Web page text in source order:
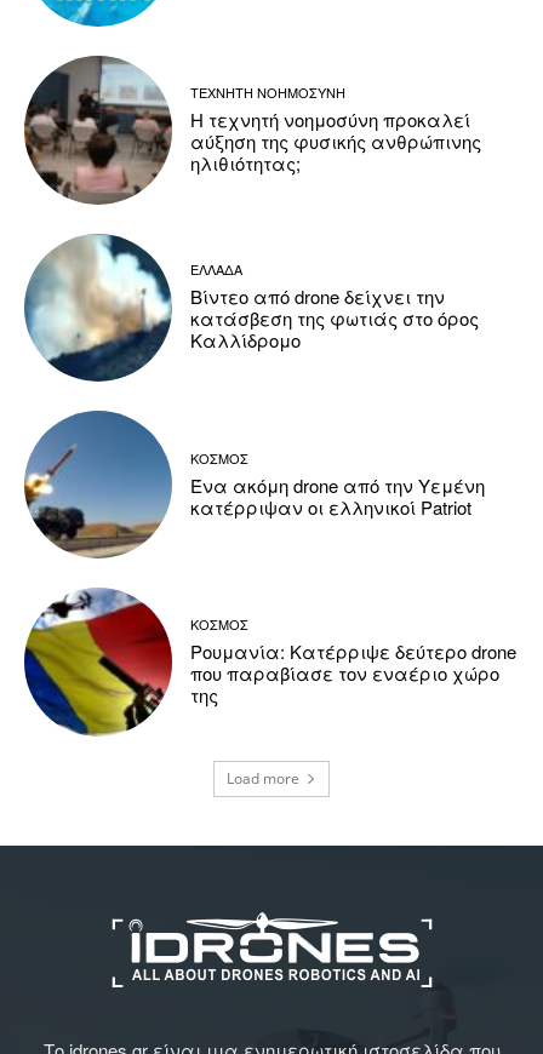
ΤΕΧΝΗΤΗ ΝΟΗΜΟΣΥΝΗ
Η τεχνητή νοημοσύνη προκαλεί
αύξηση της φυσικής ανθρώπινης
ηλιθιότητας;
ΕΛΛΑΔΑ
Βίντεο από drone δείχνει την
κατάσβεση της φωτιάς στο όρος
Καλλίδρομο
ΚΟΣΜΟΣ
Ένα ακόμη drone από την Υεμένη
κατέρριψαν οι ελληνικοί Patriot
ΚΟΣΜΟΣ
Ρουμανία: Κατέρριψε δεύτερο drone
που παραβίασε τον εναέριο χώρο
της
Load more